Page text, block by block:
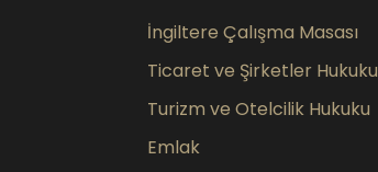
İngiltere Çalışma Masası
Ticaret ve Şirketler Hukuku
Turizm ve Otelcilik Hukuku
Emlak